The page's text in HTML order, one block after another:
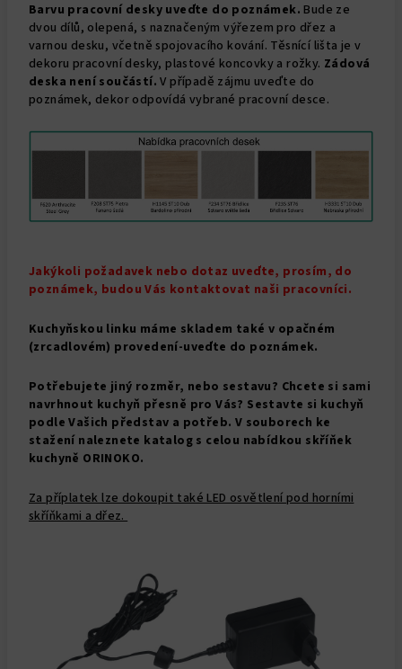
Barvu pracovní desky uveďte do poznámek. Bude ze
dvou dílů, olepená, s naznačeným výřezem pro dřez a
varnou desku, včetně spojovacího kování. Těsnící lišta je v
dekoru pracovní desky, plastové koncovky a rožky. Zádová
deska není součástí. V případě zájmu uveďte do
poznámek, dekor odpovídá vybrané pracovní desce.
Jakýkoli požadavek nebo dotaz uveďte, prosím, do
poznámek, budou Vás kontaktovat naši pracovníci.
Kuchyňskou linku máme skladem také v opačném
(zrcadlovém) provedení-uveďte do poznámek.
Potřebujete jiný rozměr, nebo sestavu? Chcete si sami
navrhnout kuchyň přesně pro Vás? Sestavte si kuchyň
podle Vašich představ a potřeb. V souborech ke
stažení naleznete katalog s celou nabídkou skříňek
kuchyně ORINOKO.
Za příplatek lze dokoupit také LED osvětlení pod horními
skříňkami a dřez.